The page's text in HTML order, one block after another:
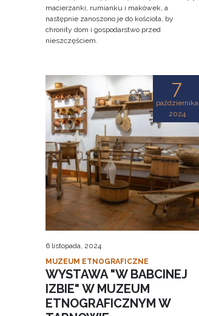
macierzanki, rumianku i makówek, a
następnie zanoszono je do kościoła, by
chroniły dom i gospodarstwo przed
nieszczęściem.
7
października
2024
6 listopada, 2024
MUZEUM ETNOGRAFICZNE
WYSTAWA "W BABCINEJ
IZBIE" W MUZEUM
ETNOGRAFICZNYM W